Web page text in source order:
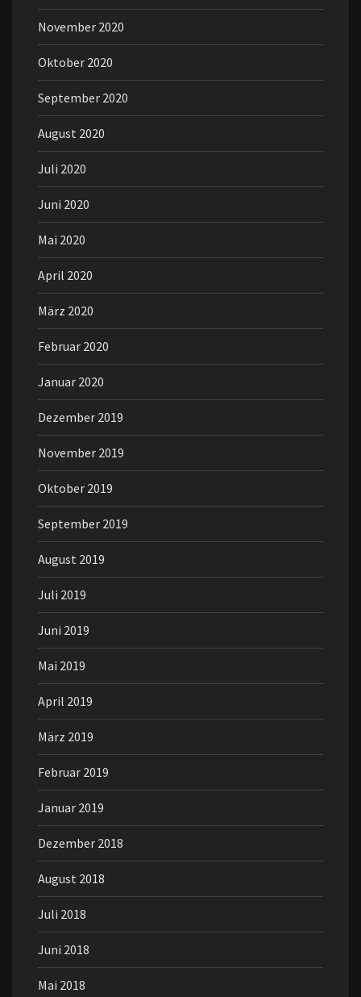
November 2020
Oktober 2020
September 2020
August 2020
Juli 2020
Juni 2020
Mai 2020
April 2020
März 2020
Februar 2020
Januar 2020
Dezember 2019
November 2019
Oktober 2019
September 2019
August 2019
Juli 2019
Juni 2019
Mai 2019
April 2019
März 2019
Februar 2019
Januar 2019
Dezember 2018
August 2018
Juli 2018
Juni 2018
Mai 2018